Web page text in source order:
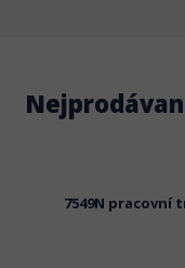
7549N pracovní